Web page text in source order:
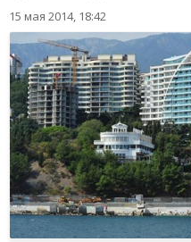
15 мая 2014, 18:42